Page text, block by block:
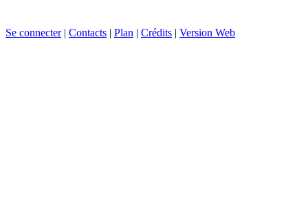
Se connecter| Contacts | Plan | Crédits | Version Web